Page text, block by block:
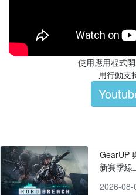
使用應用程式
用行動支
GearUP
新賽季線
2026-08-